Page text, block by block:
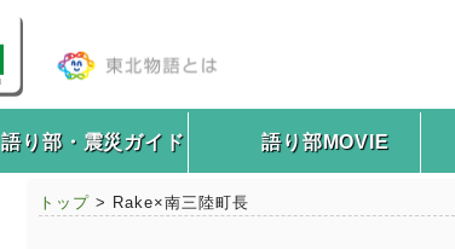
語り部・震災ガイド 語り部MOVIE
トップ > Rake×南三陸町長